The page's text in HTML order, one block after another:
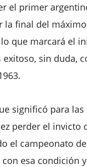
el primer
la final del
que marcará el
exitoso, sin duda,
significó para
perder el invicto
el campeonato
con esa condición